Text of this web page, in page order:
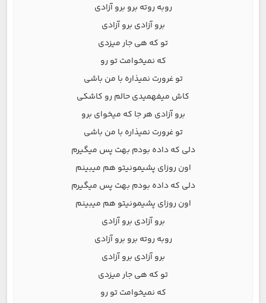
روبه روته برو برو آزادی
برو آزادی برو آزادی
تو که هی جار میزدی
که نمیخوامت تو رو
تو غرورت نمیذاره با من باشی
کاش میفهمیدی حالم رو کاشکی
برو آزادی هر جا که میخوای برو
تو غرورت نمیذاره با من باشی
دلی که داده بودم بهت پس میگیرم
اون روزای پشیمونیتو هم میبینم
دلی که داده بودم بهت پس میگیرم
اون روزای پشیمونیتو هم میبینم
برو آزادی برو آزادی
روبه روته برو برو آزادی
برو آزادی برو آزادی
تو که هی جار میزدی
که نمیخوامت تو رو